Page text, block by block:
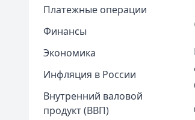
Платежные операции
Финансы
Экономика
Инфляция в России
Внутренний валовой
продукт (ВВП)